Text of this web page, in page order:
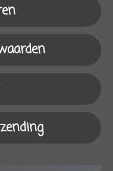
s
p
p